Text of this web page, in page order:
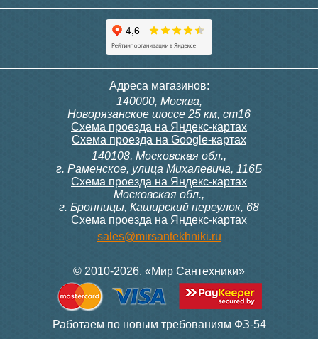
подвесная Style Line
Даллас Леон 120 Люкс
PLUS, белая
17 390
Line Даллас Леон 120 3
ящика Люкс Plus Серая
22 060
Тумба для комплекта Style
Line Даллас Леон 120 3
Line Даллас Леон 120 Люкс
Адреса магазинов:
140000, Москва,
Новорязанское шоссе 25 км, ст16
Схема проезда на Яндекс-картах
Схема проезда на Google-картах
140108, Московская обл.,
г. Раменское, улица Михалевича, 116Б
Схема проезда на Яндекс-картах
Московская обл.,
г. Бронницы, Каширский переулок, 68
Схема проезда на Яндекс-картах
sales@mirsantekhniki.ru
© 2010-2026. «Мир Сантехники»
Работаем по новым требованиям ФЗ-54